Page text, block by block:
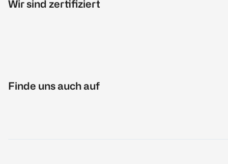
Wir sind zertifiziert
Finde uns auch auf